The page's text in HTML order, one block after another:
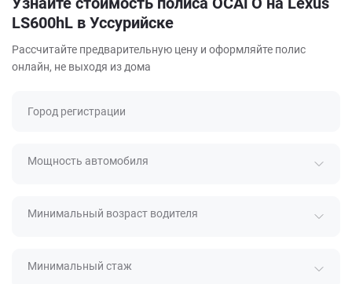
LS600hL в Уссурийске
Рассчитайте предварительную цену и оформляйте полис
онлайн, не выходя из дома
Город регистрации
Мощность автомобиля
Минимальный возраст водителя
Минимальный стаж